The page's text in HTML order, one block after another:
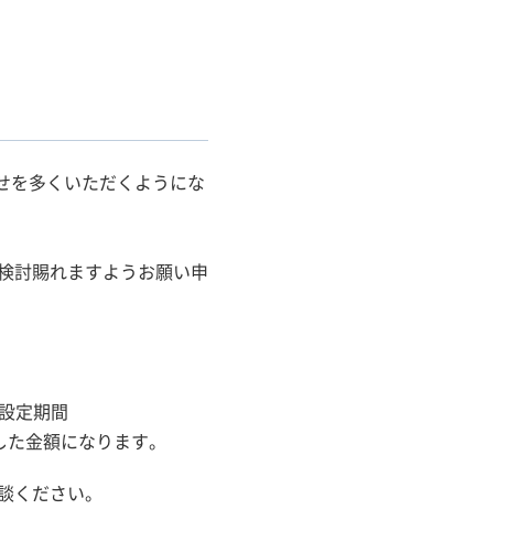
を多くいただくようにな
討賜れますようお願い申
定期間
金額になります。
ださい。